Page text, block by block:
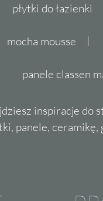
płytki do łazienki
mocha mousse
panele classen
inspiracje do
panele,